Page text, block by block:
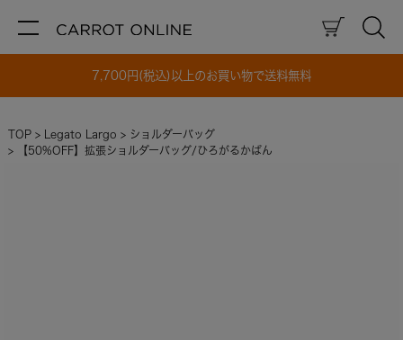
7,700円(税込)以上のお買い物で送料無料
TOP Legato Largo
ショルダーバッグ
【50%OFF】拡張ショルダーバッグ/ひろがるかばん